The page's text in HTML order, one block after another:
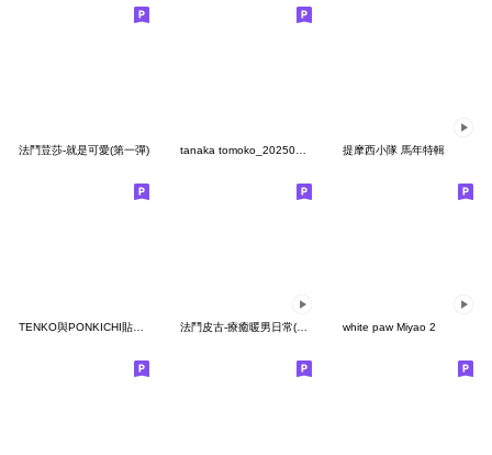
法鬥荳莎-就是可愛(第一彈) 提摩西小隊 馬年特輯
TENKO與PONKICHI貼圖第一彈 【修正版】 法鬥皮古-療癒暖男日常(第27彈) white paw Miyao 2